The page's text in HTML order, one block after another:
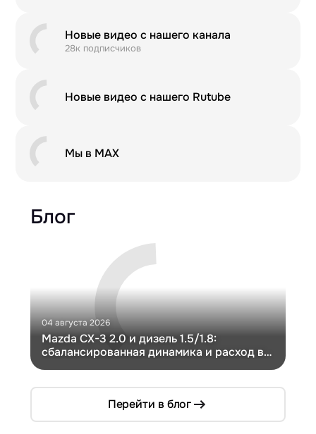
Новые видео с нашего канала
28к подписчиков
Новые видео с нашего Rutube
Мы в MAX
Блог
04 августа 2026
Mazda CX-3 2.0 и дизель 1.5/1.8:
сбалансированная динамика и расход в
Перейти в блог